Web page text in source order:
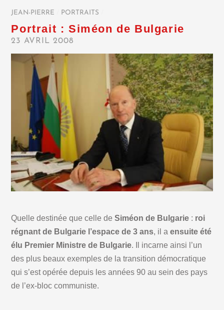
JEAN-PIERRE PORTRAITS
Portrait : Siméon de Bulgarie
23 AVRIL 2008
Quelle destinée que celle deSiméon de Bulgarie : roi
régnant de Bulgarie l’espace de 3 ans, il aensuite été
élu Premier Ministre de Bulgarie. Il incarne ainsi l’un
des plus beaux exemples de la transition démocratique
qui s’est opérée depuis les années 90 au sein des pays
de l’ex-bloc communiste.